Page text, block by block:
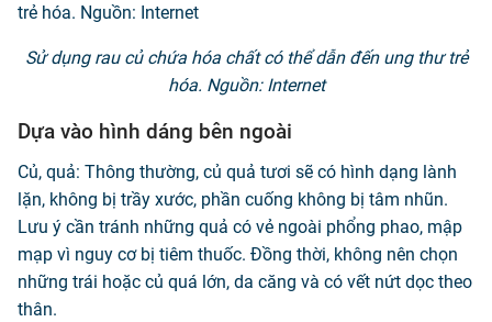
Sử dụng rau củ chứa hóa chất có thể dẫn đến ung thư trẻ
hóa. Nguồn: Internet
Dựa vào hình dáng bên ngoài
Củ, quả: Thông thường, củ quả tươi sẽ có hình dạng lành
lặn, không bị trầy xước, phần cuống không bị tâm nhũn.
Lưu ý cần tránh những quả có vẻ ngoài phổng phao, mập
mạp vì nguy cơ bị tiêm thuốc. Đồng thời, không nên chọn
những trái hoặc củ quá lớn, da căng và có vết nứt dọc theo
thân.